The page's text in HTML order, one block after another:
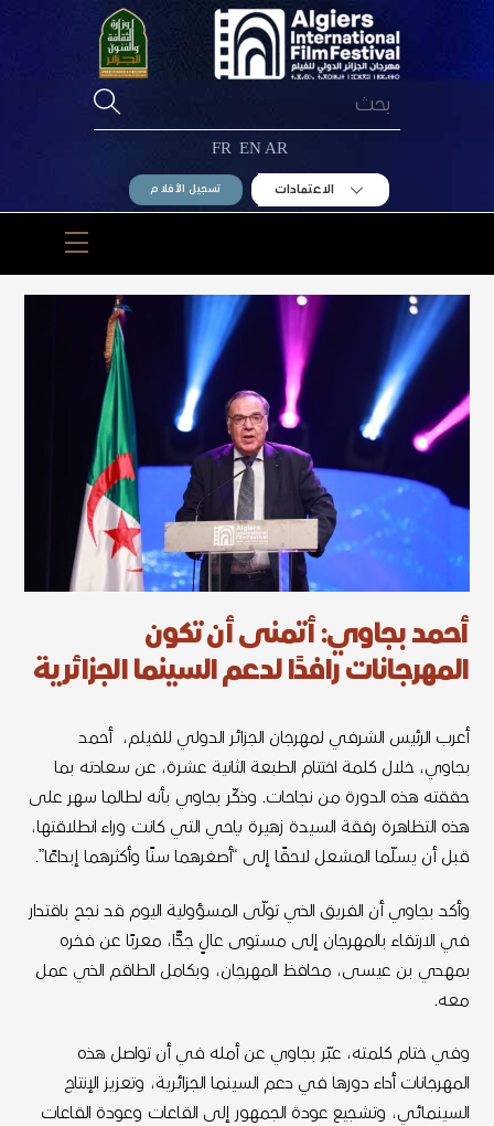
AR
EN
FR
الاعتمادات تسجيل الأفلام
Menu
أحمد بجاوي: أتمنى أن تكون
المهرجانات رافدًا لدعم السينما الجزائرية
أعرب الرئيس الشرفي لمهرجان الجزائر الدولي للفيلم، أحمد
بجاوي، خلال كلمة اختتام الطبعة الثانية عشرة، عن سعادته بما
حققته هذه الدورة من نجاحات. وذكّر بجاوي بأنه لطالما سهر على
هذه التظاهرة رفقة السيدة زهيرة ياحي التي كانت وراء انطلاقتها،
قبل أن يسلّما المشعل لاحقًا إلى “أصغرهما سنًا وأكثرهما إبداعًا”.
وأكد بجاوي أن الفريق الذي تولّى المسؤولية اليوم قد نجح باقتدار
في الارتقاء بالمهرجان إلى مستوى عالٍ جدًّا، معربًا عن فخره
بمهدي بن عيسى، محافظ المهرجان، وبكامل الطاقم الذي عمل
معه.
وفي ختام كلمته، عبّر بجاوي عن أمله في أن تواصل هذه
المهرجانات أداء دورها في دعم السينما الجزائرية، وتعزيز الإنتاج
السينمائي، وتشجيع عودة الجمهور إلى القاعات وعودة القاعات